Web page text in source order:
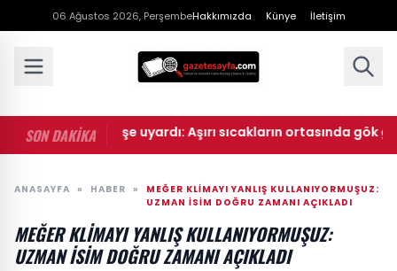
06 Ağustos 2026, PerşembeHakkımızda Künye İletişim
SON DAKİKA
peş peşe uyardı: Aşırı sıcakların ortasında gök
ANASAYFA » HABER »
MEĞER KLIMAYI YANLIŞ KULLANIYORMUŞUZ:
UZMAN ISIM DOĞRU ZAMANI AÇIKLADI
MEĞER KLIMAYI YANLIŞ KULLANIYORMUŞUZ:
UZMAN ISIM DOĞRU ZAMANI AÇIKLADI